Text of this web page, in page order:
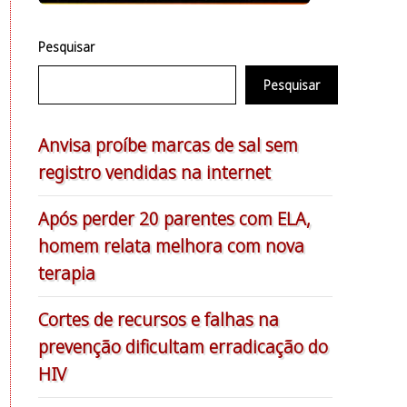
Pesquisar
Pesquisar
Anvisa proíbe marcas de sal sem
registro vendidas na internet
Após perder 20 parentes com ELA,
homem relata melhora com nova
terapia
Cortes de recursos e falhas na
prevenção dificultam erradicação do
HIV